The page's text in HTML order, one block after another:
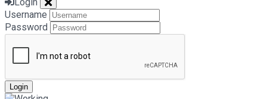
Login
Username
Password